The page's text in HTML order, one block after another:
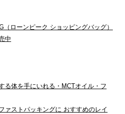
ローンピーク ショッピングバッグ）
中
る体を手にいれる・MCTオイル・フ
ァストパッキングに おすすめのレイ